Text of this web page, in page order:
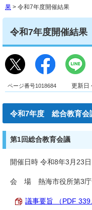
果 > 令和7年度開催結果
令和7年度開催結果
ページ番号1018684 更新日
令和7年度 総合教育会
第1回総合教育会議
開催日時 令和8年3月23日
会 場 熱海市役所第3
議事要旨 （PDF